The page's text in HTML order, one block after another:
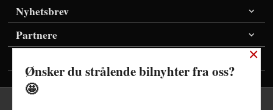
Nyhetsbrev
Partnere
×
Ønsker du strålende bilnyhter fra oss?
🤩